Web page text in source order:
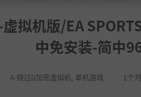
拟机版/EA
中免安装-简中
A-绕过D加密虚拟机, 单机游戏 1个